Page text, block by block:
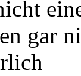
gar